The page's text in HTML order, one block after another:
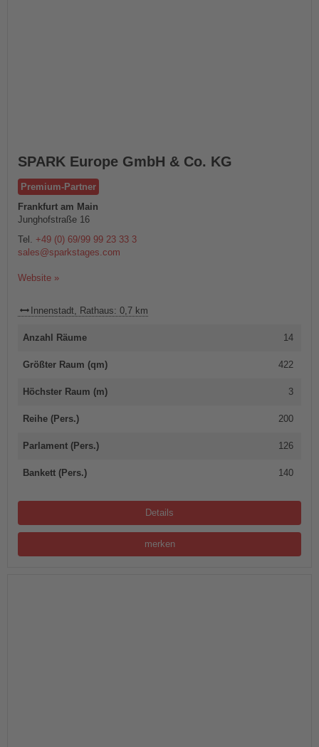
SPARK Europe GmbH & Co. KG
Premium-Partner
Frankfurt am Main
Junghofstraße 16
Tel. +49 (0) 69/99 99 23 33 3
sales@sparkstages.com
Website »
Innenstadt, Rathaus: 0,7 km
Anzahl Räume 14
Größter Raum (qm) 422
Höchster Raum (m) 3
Reihe (Pers.) 200
Parlament (Pers.) 126
Bankett (Pers.) 140
Details
merken